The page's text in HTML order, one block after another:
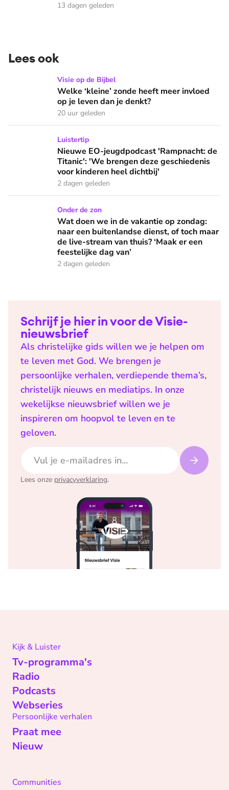
13 dagen geleden
Lees ook
Welke ‘kleine’ zonde heeft meer invloed op je leven dan je
Visie op de Bijbel
Welke ‘kleine’ zonde heeft meer invloed
op je leven dan je denkt?
20 uur geleden
Nieuwe EO-jeugdpodcast 'Rampnacht: de Titanic': 'We
Luistertip
Nieuwe EO-jeugdpodcast 'Rampnacht: de
Titanic': 'We brengen deze geschiedenis
voor kinderen heel dichtbij'
2 dagen geleden
Wat doen we in de vakantie op zondag: naar een
Onder de zon
Wat doen we in de vakantie op zondag:
naar een buitenlandse dienst, of toch maar
de live-stream van thuis? ‘Maak er een
feestelijke dag van’
2 dagen geleden
Schrijf je hier in voor de Visie-
nieuwsbrief
Als christelijke gids willen we je helpen om
te leven met God. We brengen je
persoonlijke verhalen, verdiepende thema’s,
christelijk nieuws en mediatips. In onze
wekelijkse nieuwsbrief willen we je
inspireren om hoopvol te leven en te
geloven.
Lees onze privacyverklaring.
Kijk & Luister
Tv-programma's
Radio
Podcasts
Webseries
Persoonlijke verhalen
Praat mee
Nieuw
Communities